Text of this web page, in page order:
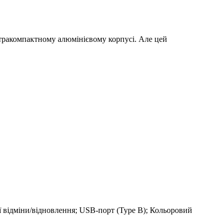
алюмінієвому корпусі. Але цей
відновлення; USB-порт (Type B); Кольоровий